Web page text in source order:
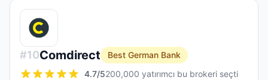
#10Comdirect
Best German Bank
4.7/5200,000 yatırımcı bu brokeri seçti